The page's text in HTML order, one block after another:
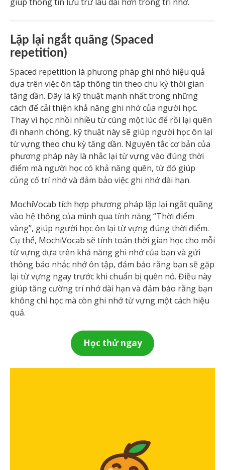
Lặp lại ngắt quãng (Spaced
repetition)
Spaced repetition là phương pháp ghi nhớ hiệu quả
dựa trên việc ôn tập thông tin theo chu kỳ thời gian
tăng dần. Đây là kỹ thuật mạnh nhất trong những
cách để cải thiện khả năng ghi nhớ của người học.
Thay vì học nhồi nhiều từ cùng một lúc để rồi lại quên
đi nhanh chóng, kỹ thuật này sẽ giúp người học ôn lại
từ vựng theo chu kỳ tăng dần. Nguyên tắc cơ bản của
phương pháp này là nhắc lại từ vựng vào đúng thời
điểm mà người học có khả năng quên, từ đó giúp
củng cố trí nhớ và đảm bảo việc ghi nhớ dài hạn.
MochiVocab tích hợp phương pháp lặp lại ngắt quãng
vào hệ thống của mình qua tính năng “Thời điểm
vàng”, giúp người học ôn lại từ vựng đúng thời điểm.
Cụ thể, MochiVocab sẽ tính toán thời gian học cho mỗi
từ vựng dựa trên khả năng ghi nhớ của bạn và gửi
thông báo nhắc nhở ôn tập, đảm bảo rằng bạn sẽ gặp
lại từ vựng ngay trước khi chuẩn bị quên nó. Điều này
giúp tăng cường trí nhớ dài hạn và đảm bảo rằng bạn
không chỉ học mà còn ghi nhớ từ vựng một cách hiệu
quả.
Học thử ngay